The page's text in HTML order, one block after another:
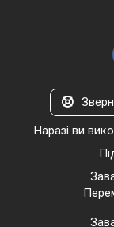
Наразі ви